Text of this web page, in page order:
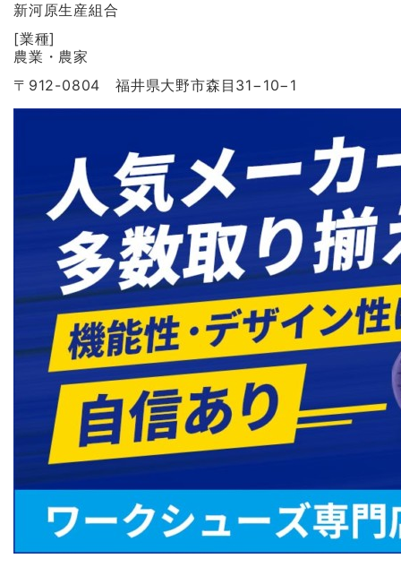
新河原生産組合
[業種]
農業・農家
〒912-0804 福井県大野市森目31−10−1